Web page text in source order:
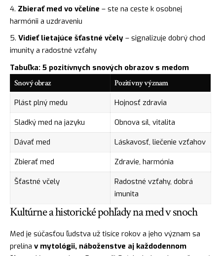
Zbierať med vo včelíne – ste na ceste k osobnej
harmónii a uzdraveniu
Vidieť lietajúce šťastné včely – signalizuje dobrý chod
imunity a radostné vzťahy
Tabuľka: 5 pozitívnych snových obrazov s medom
Snový obraz Pozitívny význam
Plást plný medu
Hojnosť zdravia
Sladký med na jazyku
Obnova síl, vitalita
Dávať med
Láskavosť, liečenie vzťahov
Zbierať med
Zdravie, harmónia
Šťastné včely
Radostné vzťahy, dobrá
imunita
Kultúrne a historické pohľady na med v snoch
Med je súčasťou ľudstva už tisíce rokov a jeho význam sa
prelína v mytológii, náboženstve aj každodennom